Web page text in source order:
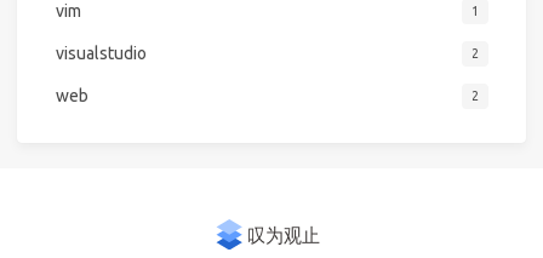
vim 1
visualstudio 2
web 2